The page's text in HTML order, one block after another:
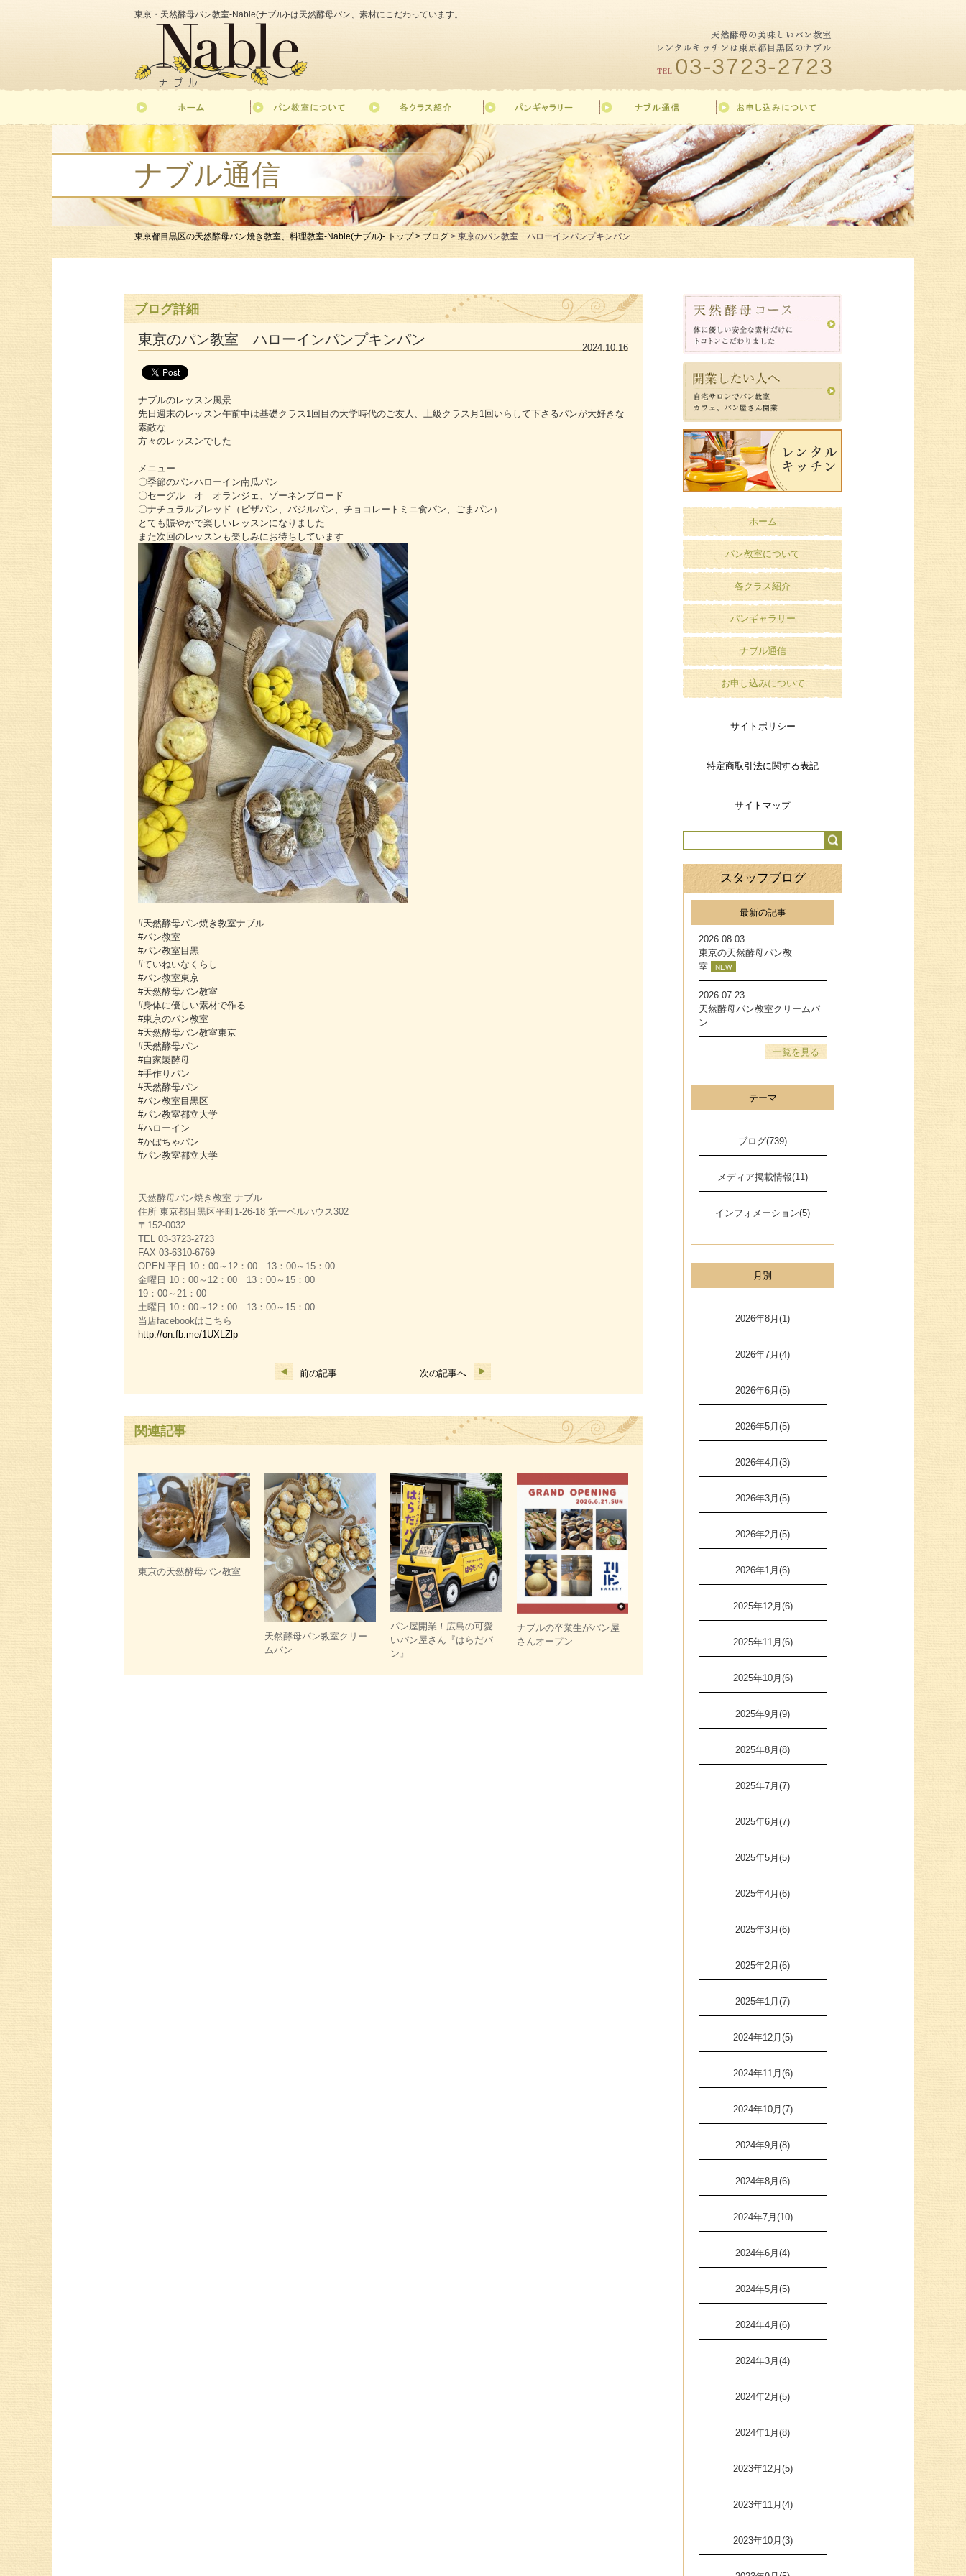
東京・天然酵母パン教室-Nable(ナブル)-は天然酵母パン、素材にこだわっています。
ナブル通信
東京都目黒区の天然酵母パン焼き教室、料理教室-Nable(ナブル)- トップ > ブログ> 東京のパン教室 ハローインパンプキンパン
ブログ詳細
2024.10.16
東京のパン教室 ハローインパンプキンパン
ナブルのレッスン風景
先日週末のレッスン午前中は基礎クラス1回目の大学時代のご友人、上級クラス月1回いらして下さるパンが大好きな
素敵な
方々のレッスンでした
メニュー
〇季節のパンハローイン南瓜パン
〇セーグル オ オランジェ、ゾーネンブロード
〇ナチュラルブレッド（ピザパン、バジルパン、チョコレートミニ食パン、ごまパン）
とても賑やかで楽しいレッスンになりました
また次回のレッスンも楽しみにお待ちしています
#天然酵母パン焼き教室ナブル
#パン教室
#パン教室目黒
#ていねいなくらし
#パン教室東京
#天然酵母パン教室
#身体に優しい素材で作る
#東京のパン教室
#天然酵母パン教室東京
#天然酵母パン
#自家製酵母
#手作りパン
#天然酵母パン
#パン教室目黒区
#パン教室都立大学
#ハローイン
#かぼちゃパン
#パン教室都立大学
天然酵母パン焼き教室 ナブル
住所 東京都目黒区平町1-26-18 第一ベルハウス302
〒152-0032
TEL 03-3723-2723
FAX 03-6310-6769
OPEN 平日 10：00～12：00 13：00～15：00
金曜日 10：00～12：00 13：00～15：00
19：00～21：00
土曜日 10：00～12：00 13：00～15：00
当店facebookはこちら
http://on.fb.me/1UXLZlp
前の記事 次の記事へ
関連記事
東京の天然酵母パン教室
天然酵母パン教室クリー
ムパン
パン屋開業！広島の可愛
いパン屋さん『はらだパ
ン』
ナブルの卒業生がパン屋
さんオープン
ホーム
パン教室について
各クラス紹介
パンギャラリー
ナブル通信
お申し込みについて
サイトポリシー
特定商取引法に関する表記
サイトマップ
スタッフブログ
最新の記事
2026.08.03
東京の天然酵母パン教
室
NEW
2026.07.23
天然酵母パン教室クリームパ
ン
一覧を見る
テーマ
ブログ(739)
メディア掲載情報(11)
インフォメーション(5)
月別
2026年8月(1)
2026年7月(4)
2026年6月(5)
2026年5月(5)
2026年4月(3)
2026年3月(5)
2026年2月(5)
2026年1月(6)
2025年12月(6)
2025年11月(6)
2025年10月(6)
2025年9月(9)
2025年8月(8)
2025年7月(7)
2025年6月(7)
2025年5月(5)
2025年4月(6)
2025年3月(6)
2025年2月(6)
2025年1月(7)
2024年12月(5)
2024年11月(6)
2024年10月(7)
2024年9月(8)
2024年8月(6)
2024年7月(10)
2024年6月(4)
2024年5月(5)
2024年4月(6)
2024年3月(4)
2024年2月(5)
2024年1月(8)
2023年12月(5)
2023年11月(4)
2023年10月(3)